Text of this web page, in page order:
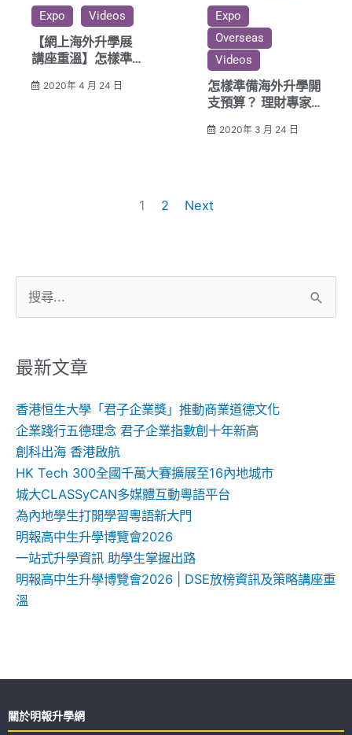
Expo Videos
【網上海外升學展
講座重溫】怎樣準備
2020年 4 月 24 日
Expo
Overseas
Videos
怎樣準備海外升學開
支預算？ 理財專家
2020年 3 月 24 日
1 2 Next
尋
鍵
最新文章
香港恒生大學「君子企業獎」推動商業道德文化
企業踐行五德理念 君子企業指數創十年新高
創科出海 香港啟航
HK Tech 300全國千萬大賽擴展至16內地城市
城大CLASSyCAN多媒體互動粵語平台
為內地學生打開學習粵語新大門
明報高中生升學博覽會2026
一站式升學資訊 助學生掌握出路
明報高中生升學博覽會2026 | DSE放榜資訊及策略講座重
溫
關於明報升學網